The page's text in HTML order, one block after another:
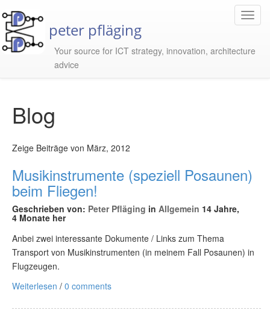
peter pfläging
Your source for ICT strategy, innovation, architecture
advice
Blog
Zeige Beiträge von März, 2012
Musikinstrumente (speziell Posaunen)
beim Fliegen!
Geschrieben von: Peter Pfläging in Allgemein 14 Jahre,
4 Monate her
Anbei zwei interessante Dokumente / Links zum Thema
Transport von Musikinstrumenten (in meinem Fall Posaunen) in
Flugzeugen.
Weiterlesen / 0 comments